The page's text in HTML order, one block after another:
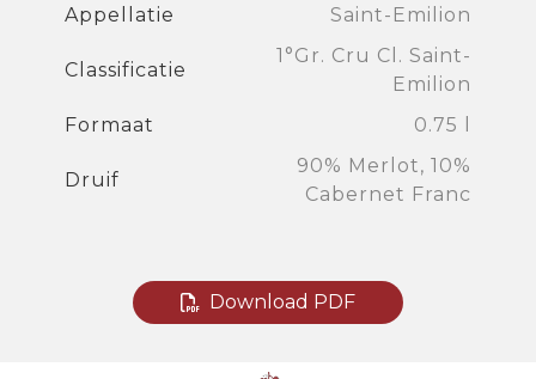
Appellatie
Saint-Emilion
Classificatie
1°Gr. Cru Cl. Saint-
Emilion
Formaat
0.75 l
Druif
90% Merlot, 10%
Cabernet Franc
Download PDF